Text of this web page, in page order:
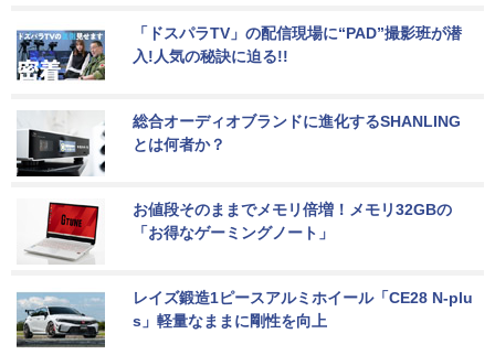
「ドスパラTV」の配信現場に“PAD”撮影班が潜
入!人気の秘訣に迫る!!
総合オーディオブランドに進化するSHANLING
とは何者か？
お値段そのままでメモリ倍増！メモリ32GBの
「お得なゲーミングノート」
レイズ鍛造1ピースアルミホイール「CE28 N-plu
s」軽量なままに剛性を向上